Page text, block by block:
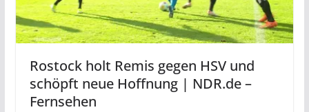
Rostock holt Remis gegen HSV und
schöpft neue Hoffnung | NDR.de –
Fernsehen